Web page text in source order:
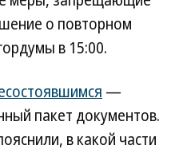
о повторном
в 15:00.
—
пакет документов.
в какой части